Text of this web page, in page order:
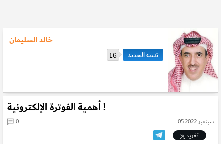
خالد السليمان
16
أهمية الفوترة الإلكترونية !
05 سبتمبر 2022
0
تغريد